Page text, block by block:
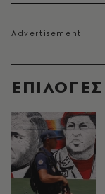
EΠΙΛΟΓΈΣ